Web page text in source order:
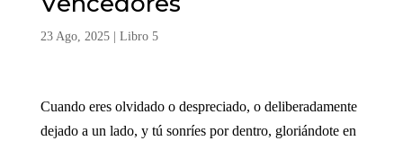
23 Ago, 2025| Libro 5
Cuando eres olvidado o despreciado, o deliberadamente
dejado a un lado, y tú sonríes por dentro, gloriándote en